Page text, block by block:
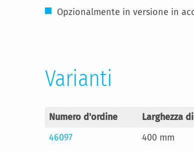
Opzionalmente in versione in
Varianti
Numero d'ordine Larghezza
46097
400 mm